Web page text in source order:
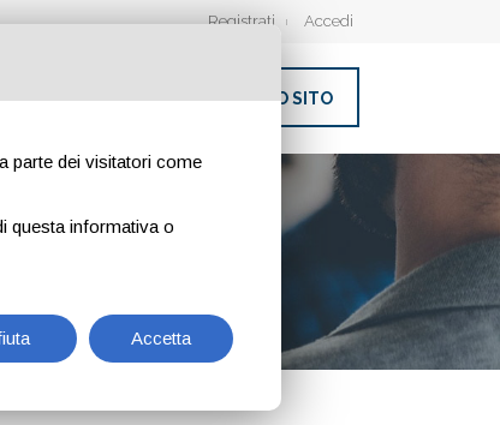
Registrati Accedi
INSERISCI IL TUO SITO
parte dei visitatori come
questa informativa o
Accetta